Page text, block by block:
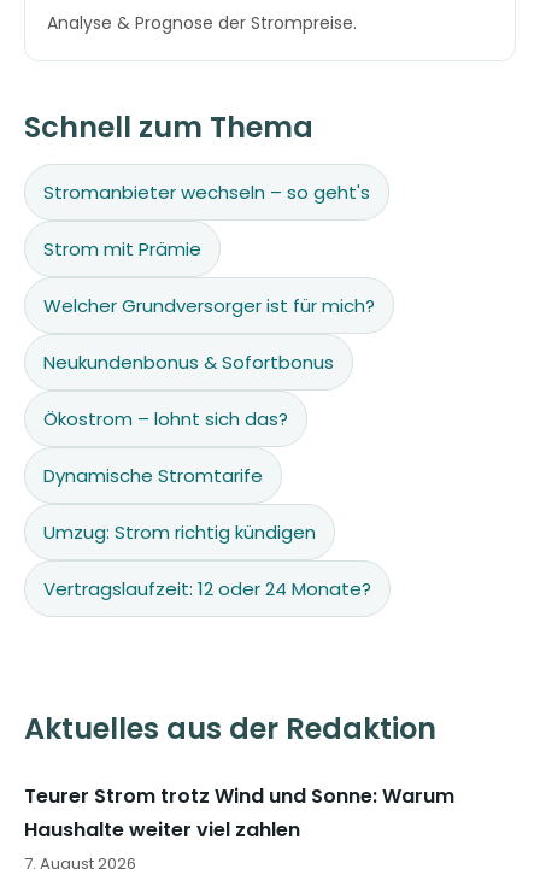
Analyse & Prognose der Strompreise.
Schnell zum Thema
Stromanbieter wechseln – so geht's
Strom mit Prämie
Welcher Grundversorger ist für mich?
Neukundenbonus & Sofortbonus
Ökostrom – lohnt sich das?
Dynamische Stromtarife
Umzug: Strom richtig kündigen
Vertragslaufzeit: 12 oder 24 Monate?
Aktuelles aus der Redaktion
Teurer Strom trotz Wind und Sonne: Warum
Haushalte weiter viel zahlen
7. August 2026